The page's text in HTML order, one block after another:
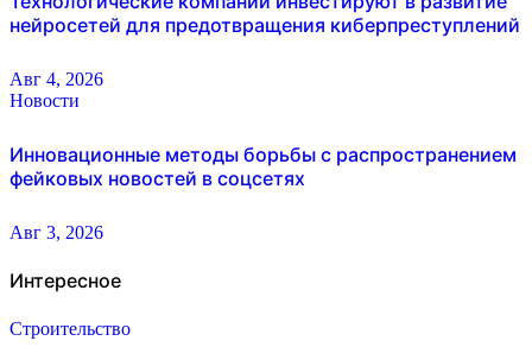
нейросетей для предотвращения киберпреступлений
Авг 4, 2026
Новости
Инновационные методы борьбы с распространением
фейковых новостей в соцсетях
Авг 3, 2026
Интересное
Строительство